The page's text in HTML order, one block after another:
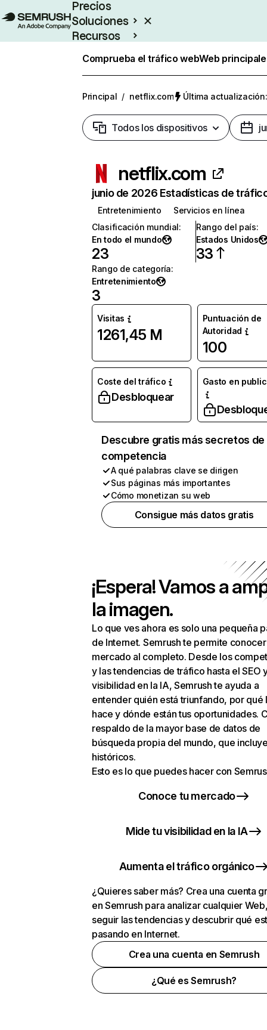
Precios
Soluciones
Recursos
Comprueba el tráfico webWeb
Principal / netflix.com Última
Todos los dispositivos
netflix.com
junio de 2026 Estadísticas de
Entretenimiento
Servicios en línea
Clasificación mundial:
En todo el mundo
23
Rango del país:
Estados Unidos
33
Rango de categoría:
Entretenimiento
3
Visitas
1261,45 M
Puntuación de
Autoridad
100
Coste del tráfico
Desbloquear
Gasto en
Descubre gratis más secretos de
competencia
A qué palabras clave se dirigen
Sus páginas más importantes
Cómo monetizan su web
Consigue más datos gratis
¡Espera! Vamos a
la imagen.
Lo que ves ahora es solo una pequeña
de Internet. Semrush te permite
mercado al completo. Desde los
y las tendencias de tráfico hasta el SEO
visibilidad en la IA, Semrush te ayuda a
entender quién está triunfando, por qué
hace y dónde están tus oportunidades.
respaldo de la mayor base de datos de
búsqueda propia del mundo, que
históricos.
Esto es lo que puedes hacer con
Conoce tu mercado
Mide tu visibilidad en la IA
Aumenta el tráfico orgánico
¿Quieres saber más? Crea una cuenta
en Semrush para analizar cualquier
seguir las tendencias y descubrir qué
pasando en Internet.
Crea una cuenta en Semrush
¿Qué es Semrush?